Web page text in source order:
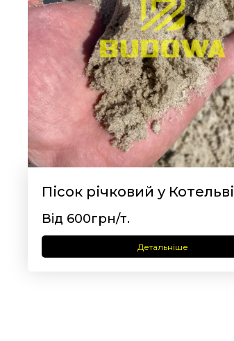
Пісок річковий у Котельві
Від 600грн/т.
Детальніше